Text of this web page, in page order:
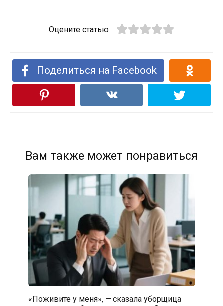
Оцените статью
Поделиться на Facebook
Вам также может понравиться
«Поживите у меня», — сказала уборщица